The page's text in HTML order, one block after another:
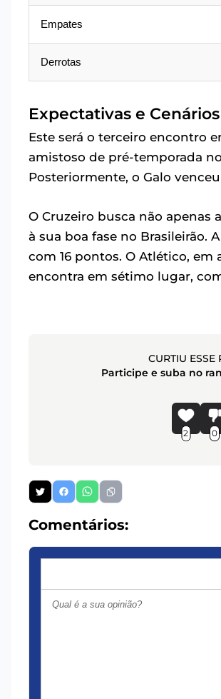
Empates
Derrotas
Expectativas e
Este será o terceiro encontro
amistoso de pré-temporada
Posteriormente, o Galo
O Cruzeiro busca não
à sua boa fase no Brasileirão.
com 16 pontos. O Atlético, em
encontra em sétimo lugar,
CURTIU ESSE
Participe e suba no
2 0
Comentários: